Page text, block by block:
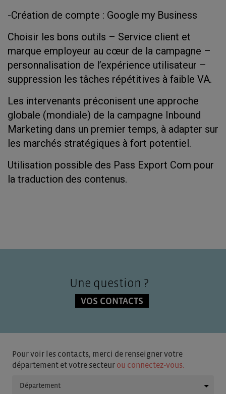
-Création de compte : Google my Business
Choisir les bons outils – Service client et
marque employeur au cœur de la campagne –
personnalisation de l’expérience utilisateur –
suppression les tâches répétitives à faible VA.
Les intervenants préconisent une approche
globale (mondiale) de la campagne Inbound
Marketing dans un premier temps, à adapter sur
les marchés stratégiques à fort potentiel.
Utilisation possible des Pass Export Com pour
la traduction des contenus.
Une question ?
VOS CONTACTS
Pour voir les contacts, merci de renseigner votre
département et votre secteur ou connectez-vous.